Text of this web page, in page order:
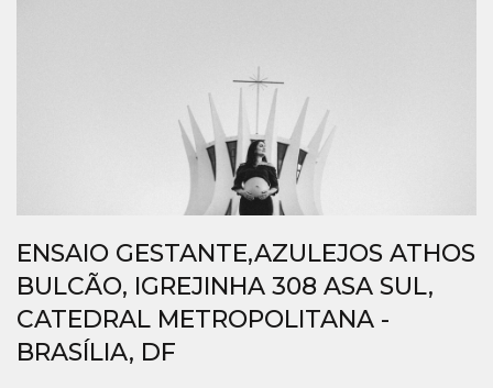
ENSAIO GESTANTE,AZULEJOS ATHOS
BULCÃO, IGREJINHA 308 ASA SUL,
CATEDRAL METROPOLITANA -
BRASÍLIA, DF